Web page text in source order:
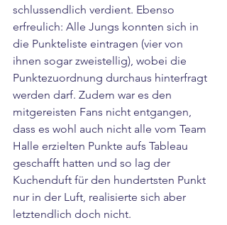
schlussendlich verdient. Ebenso
erfreulich: Alle Jungs konnten sich in
die Punkteliste eintragen (vier von
ihnen sogar zweistellig), wobei die
Punktezuordnung durchaus hinterfragt
werden darf. Zudem war es den
mitgereisten Fans nicht entgangen,
dass es wohl auch nicht alle vom Team
Halle erzielten Punkte aufs Tableau
geschafft hatten und so lag der
Kuchenduft für den hundertsten Punkt
nur in der Luft, realisierte sich aber
letztendlich doch nicht.